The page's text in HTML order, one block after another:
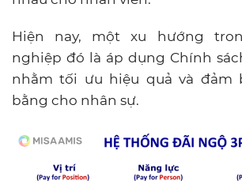
Hiện nay, một xu hướng
nghiệp đó là áp dụng Chính
nhằm tối ưu hiệu quả và đảm
bằng cho nhân sự.